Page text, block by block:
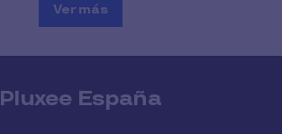
Ver más
Pluxee España